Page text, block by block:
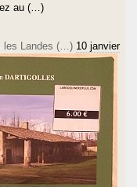
au (…)
les Landes (…) 10 janvier